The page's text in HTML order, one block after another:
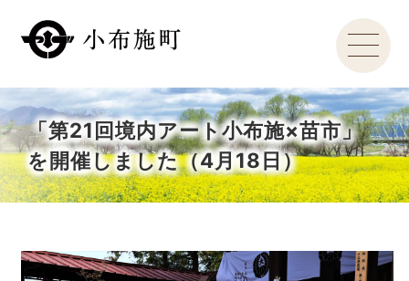
「第21回境内アート小布施×苗市」
を開催しました（4月18日）